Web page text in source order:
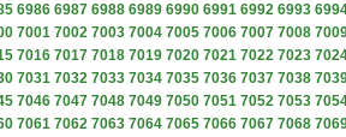
6986 6987 6988 6989 6990 6991 6992 6993
7001 7002 7003 7004 7005 7006 7007 7008
7016 7017 7018 7019 7020 7021 7022 7023
7031 7032 7033 7034 7035 7036 7037 7038
7046 7047 7048 7049 7050 7051 7052 7053
7061 7062 7063 7064 7065 7066 7067 7068